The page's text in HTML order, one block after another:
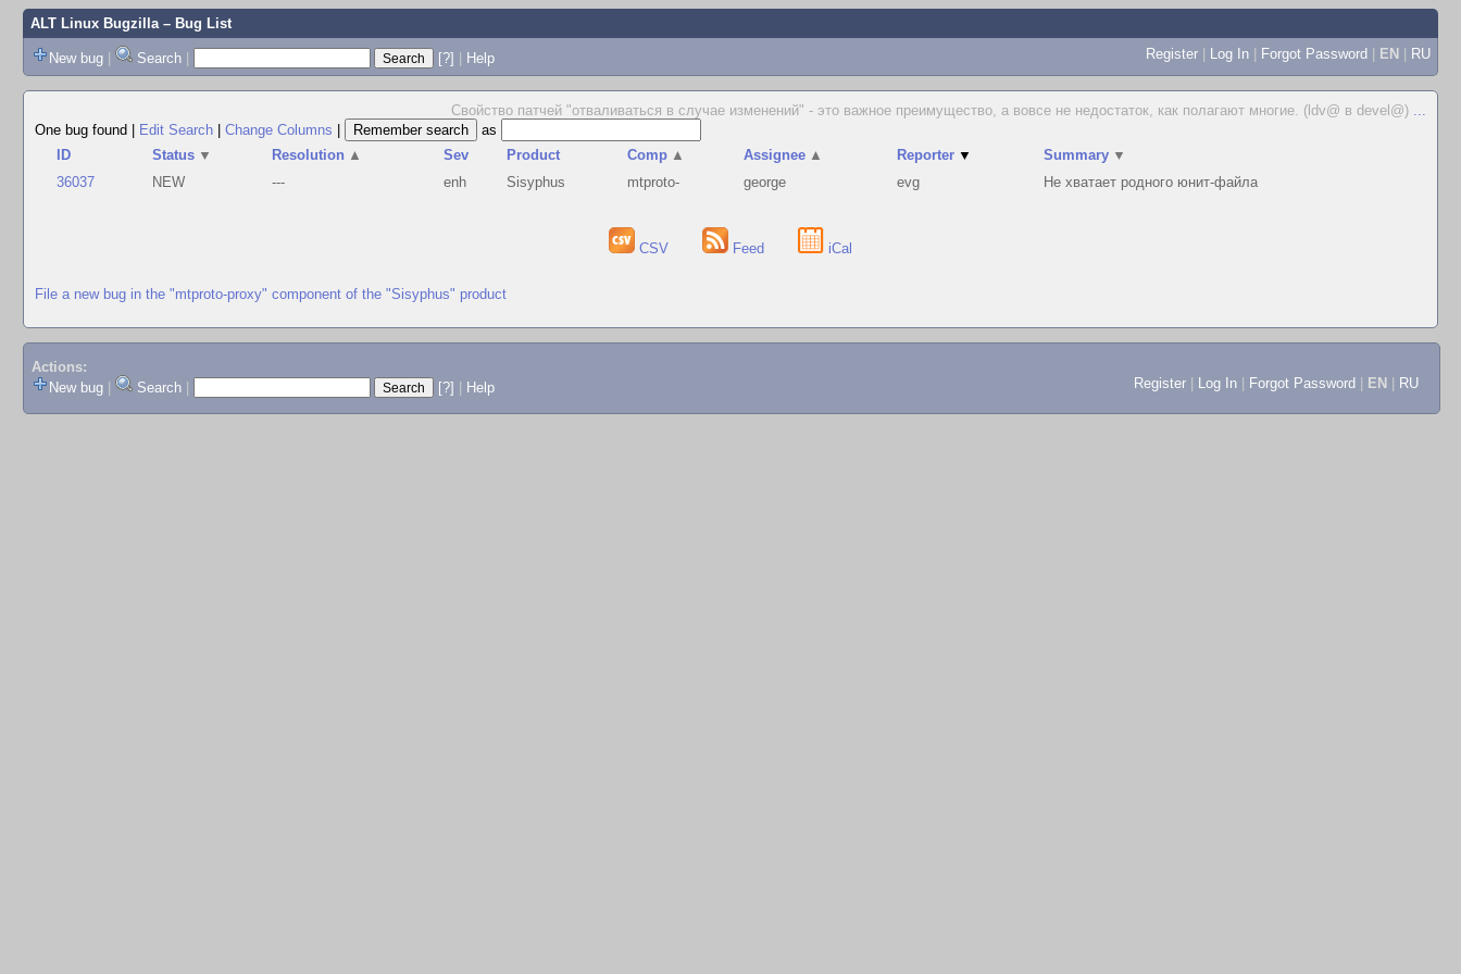
ALT Linux Bugzilla– Bug List
New bug | Search | [?] | Help Register | Log In | Forgot Password | EN | RU
Свойство патчей "отваливаться в случае изменений" - это важное преимущество, а вовсе не недостаток, как полагают многие. (ldv@ в devel@) ...
One bug found
Edit Search Change Columns
as
ID
Status ▼ Resolution ▲ Sev Product Comp ▲ Assignee ▲ Reporter ▼ Summary ▼
36037
NEW --- enh Sisyphus mtproto- george evg Не хватает родного юнит-файла
CSV Feed iCal
File a new bug in the "mtproto-proxy" component of the "Sisyphus" product
Actions:
New bug
Search [?] Help Register Log In Forgot Password EN RU